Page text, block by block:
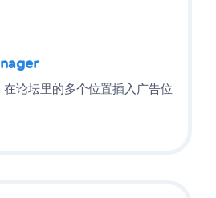
论坛里的多个位置插入广告位